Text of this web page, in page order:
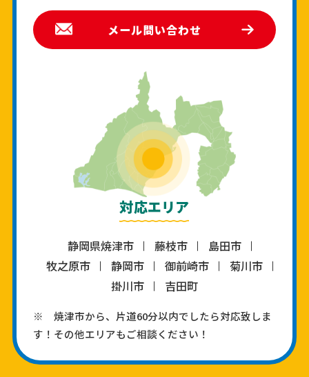
メール問い合わせ
対応エリア
静岡県焼津市 藤枝市
島田市
牧之原市
静岡市 御前崎市
菊川市
掛川市
吉田町
※ 焼津市から、片道60分以内でしたら対応致しま
す！その他エリアもご相談ください！